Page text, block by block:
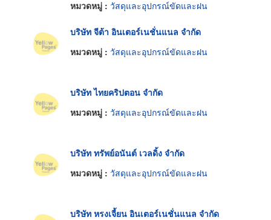
หมวดหมู่ : วัสดุและอุปกรณ์ขัดและฝน
บริษัท จีต้า อินเตอร์เนชั่นแนล จำกัด
หมวดหมู่ : วัสดุและอุปกรณ์ขัดและฝน
บริษัท ไทยคริปตอน จำกัด
หมวดหมู่ : วัสดุและอุปกรณ์ขัดและฝน
บริษัท ทรัพย์อนันต์ เวลดิ้ง จำกัด
หมวดหมู่ : วัสดุและอุปกรณ์ขัดและฝน
บริษัท หรงเจี้ยน อินเตอร์เนชั่นแนล จำกัด